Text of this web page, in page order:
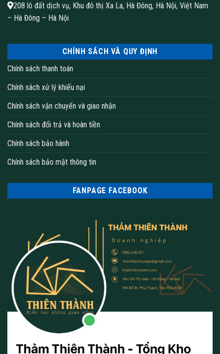
208 lô đất dịch vụ, Khu đô thị Xa La, Hà Đông, Hà Nội, Việt Nam
– Hà Đông – Hà Nội
CHÍNH SÁCH VÀ QUY ĐỊNH
Chính sách thanh toán
Chính sách xử lý khiếu nại
Chính sách vận chuyển và giao nhận
Chính sách đổi trả và hoàn tiền
Chính sách bảo hành
Chính sách bảo mật thông tin
FANPAGE FACEBOOK